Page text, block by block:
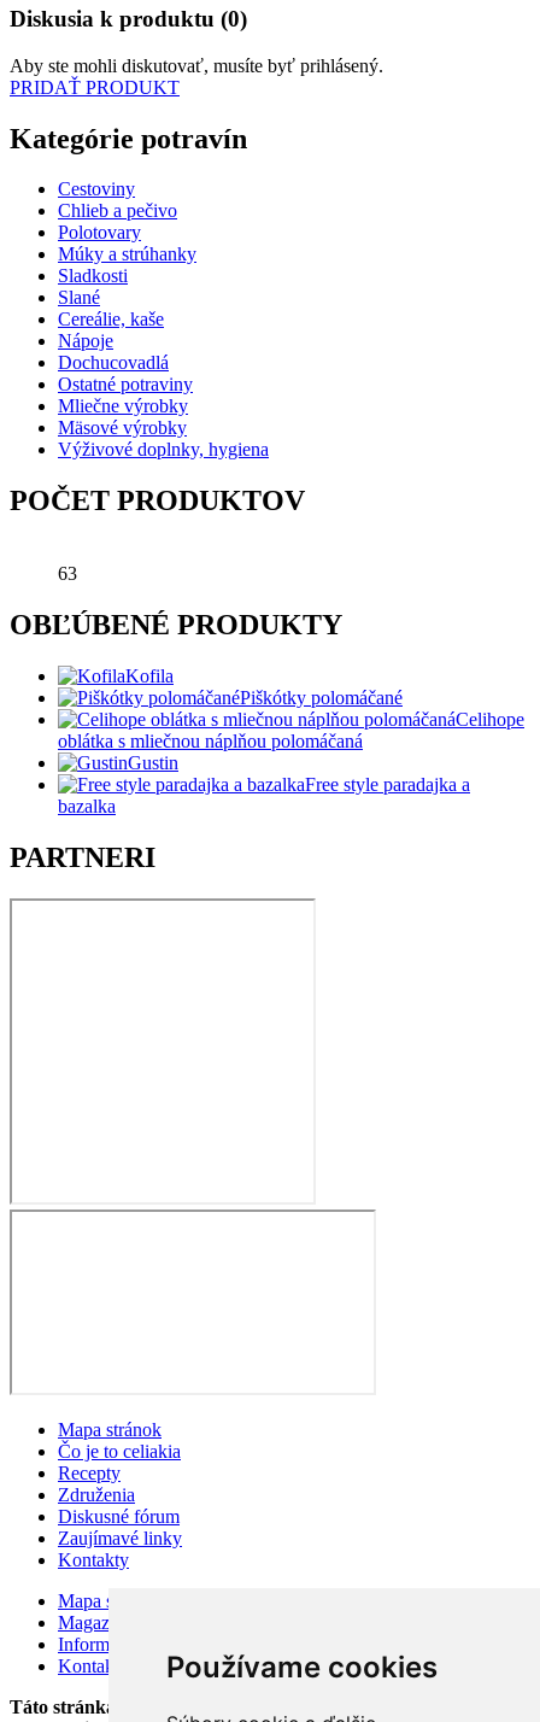
Používame cookies
Diskusia k produktu (0)
Aby ste mohli diskutovať, musíte byť prihlásený.
PRIDAŤ PRODUKT
Kategórie potravín
Cestoviny
Chlieb a pečivo
Polotovary
Múky a strúhanky
Sladkosti
Slané
Cereálie, kaše
Nápoje
Dochucovadlá
Ostatné potraviny
Mliečne výrobky
Mäsové výrobky
Výživové doplnky, hygiena
POČET PRODUKTOV
63
OBĽÚBENÉ PRODUKTY
Kofila
Piškótky polomáčané
Celihope
oblátka s mliečnou náplňou polomáčaná
Gustin
Free style paradajka a
bazalka
PARTNERI
Mapa stránok
Čo je to celiakia
Recepty
Združenia
Diskusné fórum
Zaujímavé linky
Kontakty
Mapa stránok
Magazín
Information for visitors
Kontakty
Táto stránka bola založená v auguste 2002 v snahe zlepšiť